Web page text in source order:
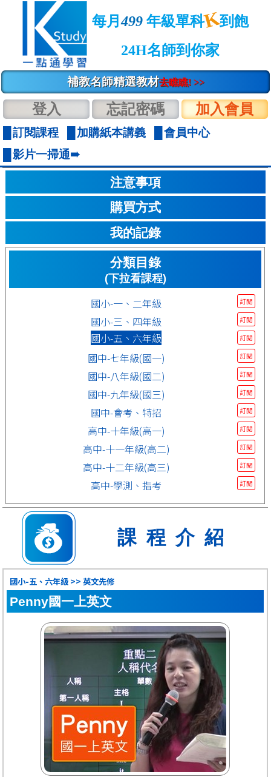
每月499年級單科K到飽
24H名師到你家
補教名師精選教材去瞧瞧! >>
登入 忘記密碼 加入會員
訂閱課程 加購紙本講義
會員中心
影片一掃通➠
注意事項
購買方式
我的記錄
分類目錄
(下拉看課程)
國小-一、二年級 訂閱
國小-三、四年級 訂閱
國小-五、六年級 訂閱
國中-七年級(國一) 訂閱
國中-八年級(國二) 訂閱
國中-九年級(國三) 訂閱
國中-會考、特招 訂閱
高中-十年級(高一) 訂閱
高中-十一年級(高二) 訂閱
高中-十二年級(高三) 訂閱
高中-學測、指考 訂閱
課程介紹
國小-五、六年級 >> 英文先修
Penny國一上英文